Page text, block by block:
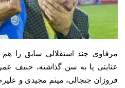
مرفاوی چند استقلالی سابق را هم
عنایتی پا به سن گذاشته، حنیف
فروزان جنجالی، میثم مجیدی و